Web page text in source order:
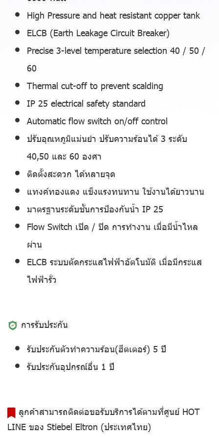
High Pressure and heat resistant copper tank
ELCB (Earth Leakage Circuit Breaker)
Precise 3-level temperature selection 40 / 50 /
60
Thermal cut-off to prevent scalding
IP 25 electrical safety standard
Automatic flow switch on/off control
ปรับอุณหภูมิแม่นยำ ปรับความร้อนได้ 3 ระดับ
40,50 และ 60 องศา
ติดตั้งสะดวก ได้หลายจุด
แทงค์ทองแดง แข็งแรงทนทาน ใช้งานได้ยาวนาน
มาตรฐานระดับชั้นการป้องกันน้ำ IP 25
Flow Switch เปิด / ปิด การทำงาน เมื่อมีน้ำไหล
ผ่าน
ELCB ระบบตัดกระแสไฟฟ้าอัตโนมัติ เมื่อมีกระแส
ไฟฟ้ารั่ว
การรับประกัน
รับประกันตัวทำความร้อน(ฮีตเตอร์) 5 ปี
รับประกันอุปกรณ์อื่น 1 ปี
ลูกค้าสามารถติดต่อขอรับบริการได้ตามที่ศูนย์ HOT
LINE ของ Stiebel Eltron (ประเทศไทย)